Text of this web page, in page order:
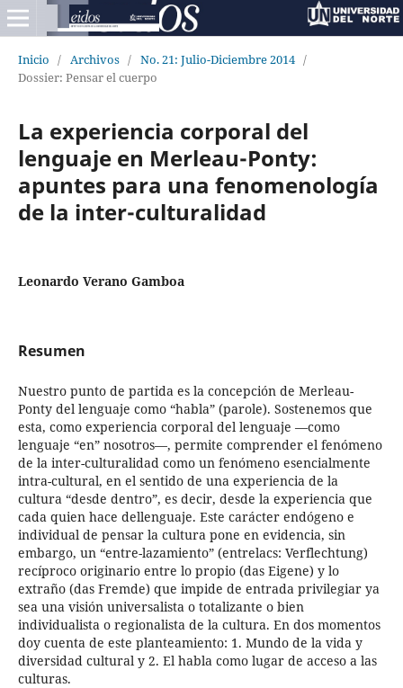
Inicio / Archivos / No. 21: Julio-Diciembre 2014 /
Dossier: Pensar el cuerpo
La experiencia corporal del
lenguaje en Merleau-Ponty:
apuntes para una fenomenología
de la inter-culturalidad
Leonardo Verano Gamboa
Resumen
Nuestro punto de partida es la concepción de Merleau-
Ponty del lenguaje como “habla” (parole). Sostenemos que
esta, como experiencia corporal del lenguaje —como
lenguaje “en” nosotros—, permite comprender el fenómeno
de la inter-culturalidad como un fenómeno esencialmente
intra-cultural, en el sentido de una experiencia de la
cultura “desde dentro”, es decir, desde la experiencia que
cada quien hace dellenguaje. Este carácter endógeno e
individual de pensar la cultura pone en evidencia, sin
embargo, un “entre-lazamiento” (entrelacs: Verflechtung)
recíproco originario entre lo propio (das Eigene) y lo
extraño (das Fremde) que impide de entrada privilegiar ya
sea una visión universalista o totalizante o bien
individualista o regionalista de la cultura. En dos momentos
doy cuenta de este planteamiento: 1. Mundo de la vida y
diversidad cultural y 2. El habla como lugar de acceso a las
culturas.